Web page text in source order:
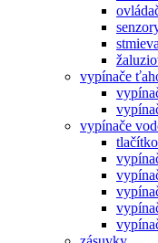
vypínače
vypínače